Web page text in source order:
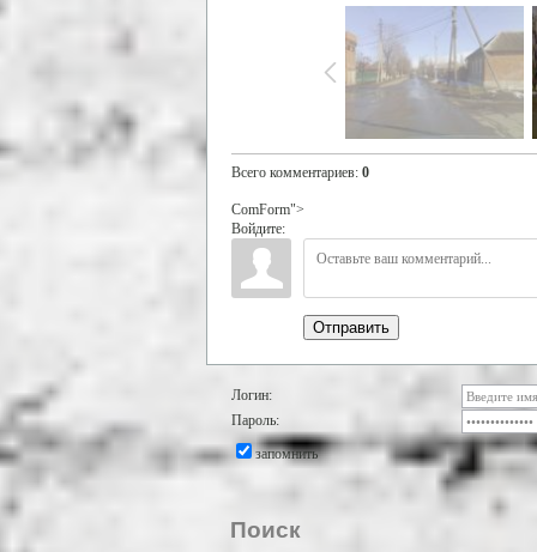
Всего комментариев: 0
ComForm">
Войдите:
Отправить
Логин:
Пароль:
запомнить
Поиск